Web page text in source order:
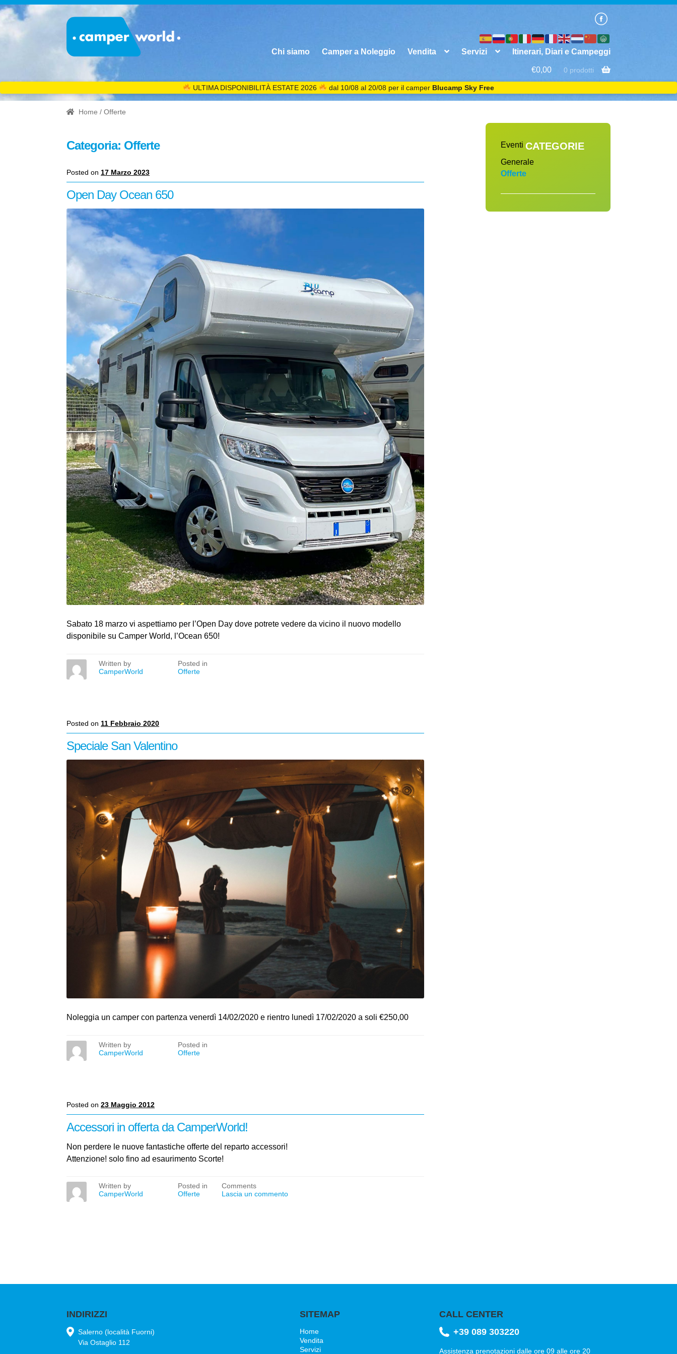
Chi siamo Camper a Noleggio Vendita Servizi Itinerari, Diari e Campeggi
€0,00 0 prodotti
ULTIMA DISPONIBILITÀ ESTATE 2026 dal 10/08 al 20/08 per il camper Blucamp Sky Free
Home / Offerte
Categoria: Offerte
Posted on 17 Marzo 2023
Open Day Ocean 650
Sabato 18 marzo vi aspettiamo per l’Open Day dove potrete vedere da vicino il nuovo modello
disponibile su Camper World, l’Ocean 650!
Written by
CamperWorld
Posted in
Offerte
Posted on 11 Febbraio 2020
Speciale San Valentino
Noleggia un camper con partenza venerdì 14/02/2020 e rientro lunedì 17/02/2020 a soli €250,00
Written by
CamperWorld
Posted in
Offerte
Posted on 23 Maggio 2012
Accessori in offerta da CamperWorld!
Non perdere le nuove fantastiche offerte del reparto accessori!
Attenzione! solo fino ad esaurimento Scorte!
Written by
CamperWorld
Posted in
Offerte
Comments
Lascia un commento
CATEGORIE
Eventi
Generale
Offerte
INDIRIZZI
Salerno (località Fuorni)
Via Ostaglio 112
SITEMAP
Home
Vendita
Servizi
CALL CENTER
+39 089 303220
Assistenza prenotazioni dalle ore 09 alle ore 20